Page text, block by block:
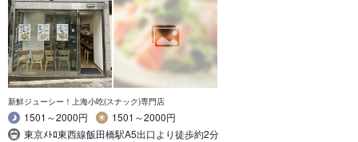
新鮮ジューシー！上海小吃(スナック)専門店
1501～2000円
1501～2000円
東京ﾒﾄﾛ東西線飯田橋駅A5出口より徒歩約2分